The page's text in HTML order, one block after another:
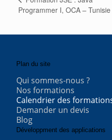
Programmer I, OCA – Tunisie
Plan du site
Qui sommes-nous ?
Nos formations
Calendrier des
Demander un devis
Blog
Développment des applications